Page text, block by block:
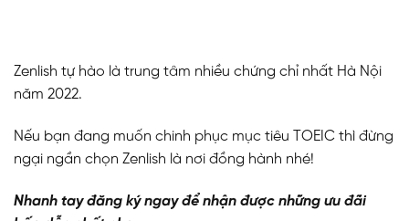
Zenlish tự hào là trung tâm nhiều chứng chỉ nhất Hà Nội
năm 2022.
Nếu bạn đang muốn chinh phục mục tiêu TOEIC thì đừng
ngại ngần chọn Zenlish là nơi đồng hành nhé!
Nhanh tay đăng ký ngay để nhận được những ưu đãi